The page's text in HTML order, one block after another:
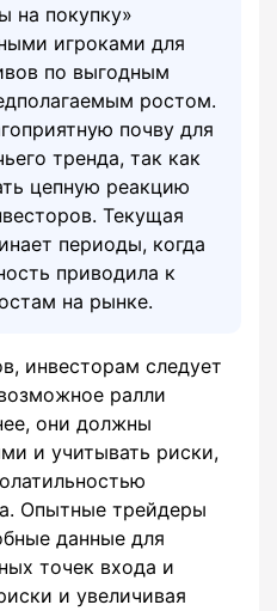
на покупку»
игроками для
по выгодным
ростом.
почву для
тренда, так как
цепную реакцию
Текущая
периоды, когда
приводила к
на рынке.
инвесторам следует
ралли
они должны
и учитывать риски,
Опытные трейдеры
данные для
точек входа и
и увеличивая